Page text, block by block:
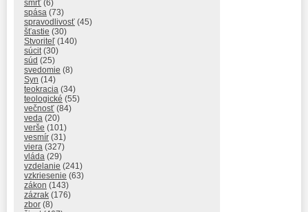
smrť (6)
spása (73)
spravodlivosť (45)
šťastie (30)
Stvoriteľ (140)
súcit(30)
súd (25)
svedomie (8)
Syn (14)
teokracia (34)
teologické (55)
večnosť (84)
veda (20)
verše (101)
vesmír (31)
viera (327)
vláda (29)
vzdelanie (241)
vzkriesenie (63)
zákon (143)
zázrak (176)
zbor (8)